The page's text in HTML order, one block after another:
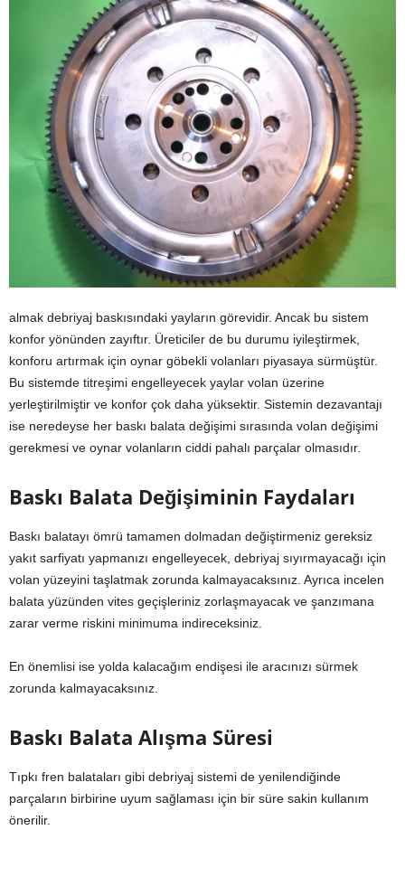
almak debriyaj baskısındaki yayların görevidir. Ancak bu sistem
konfor yönünden zayıftır. Üreticiler de bu durumu iyileştirmek,
konforu artırmak için oynar göbekli volanları piyasaya sürmüştür.
Bu sistemde titreşimi engelleyecek yaylar volan üzerine
yerleştirilmiştir ve konfor çok daha yüksektir. Sistemin dezavantajı
ise neredeyse her baskı balata değişimi sırasında volan değişimi
gerekmesi ve oynar volanların ciddi pahalı parçalar olmasıdır.
Baskı Balata Değişiminin Faydaları
Baskı balatayı ömrü tamamen dolmadan değiştirmeniz gereksiz
yakıt sarfiyatı yapmanızı engelleyecek, debriyaj sıyırmayacağı için
volan yüzeyini taşlatmak zorunda kalmayacaksınız. Ayrıca incelen
balata yüzünden vites geçişleriniz zorlaşmayacak ve şanzımana
zarar verme riskini minimuma indireceksiniz.
En önemlisi ise yolda kalacağım endişesi ile aracınızı sürmek
zorunda kalmayacaksınız.
Baskı Balata Alışma Süresi
Tıpkı fren balataları gibi debriyaj sistemi de yenilendiğinde
parçaların birbirine uyum sağlaması için bir süre sakin kullanım
önerilir.